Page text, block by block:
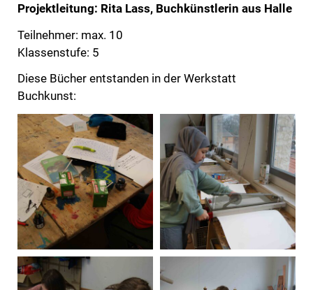
Projektleitung: Rita Lass, Buchkünstlerin aus Halle
Teilnehmer: max. 10
Klassenstufe: 5
Diese Bücher entstanden in der Werkstatt
Buchkunst: